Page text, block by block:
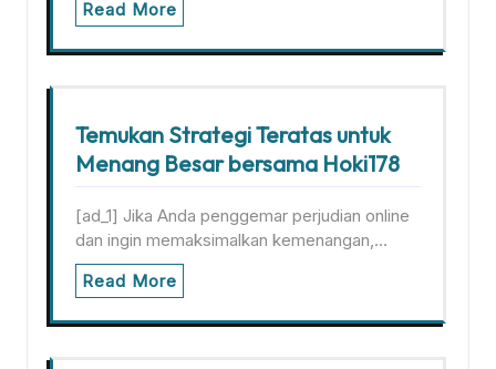
Read More
Temukan Strategi Teratas untuk
Menang Besar bersama Hoki178
[ad_1] Jika Anda penggemar perjudian online
dan ingin memaksimalkan kemenangan,…
Read More